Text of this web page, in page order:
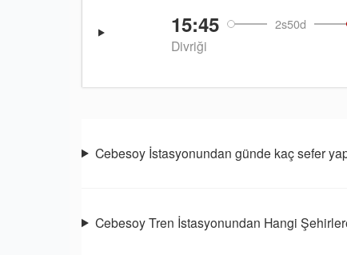
15:45 2s50d
Divriği
Cebesoy İstasyonundan günde kaç sefer
Cebesoy Tren İstasyonundan Hangi